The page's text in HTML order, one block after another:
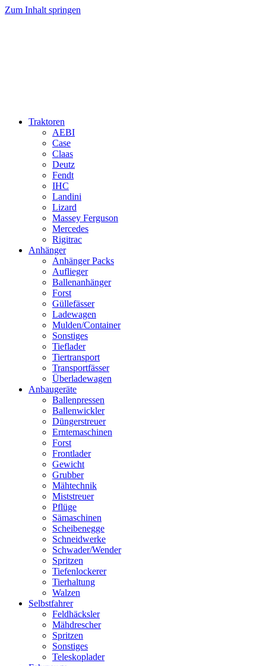
Zum Inhalt springen
Traktoren
AEBI
Case
Claas
Deutz
Fendt
IHC
Landini
Lizard
Massey Ferguson
Mercedes
Rigitrac
Anhänger
Anhänger Packs
Auflieger
Ballenanhänger
Forst
Güllefässer
Ladewagen
Mulden/Container
Sonstiges
Tieflader
Tiertransport
Transportfässer
Überladewagen
Anbaugeräte
Ballenpressen
Ballenwickler
Düngerstreuer
Erntemaschinen
Forst
Frontlader
Gewicht
Grubber
Mähtechnik
Miststreuer
Pflüge
Sämaschinen
Scheibenegge
Schneidwerke
Schwader/Wender
Spritzen
Tiefenlockerer
Tierhaltung
Walzen
Selbstfahrer
Feldhäcksler
Mähdrescher
Spritzen
Sonstiges
Teleskoplader